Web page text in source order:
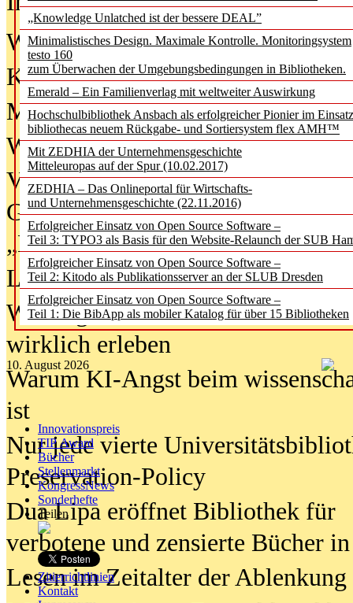
„Knowledge Unlatched ist der bessere DEAL”
Minimalistisches Design. Maximale Kontrolle. Monitoringsystem
testo 160
zum Überwachen der Umgebungsbedingungen in Bibliotheken.
Emerald – Ein Familienverlag mit weltweiter Auswirkung
Hochschulbibliothek Ansbach als erfolgreicher Pionier im
bibliothecas neuem Rückgabe- und Sortiersystem flex AMH™
Mit ZEDHIA der Unternehmensgeschichte
Mitteleuropas auf der Spur (10.02.2017)
ZEDHIA – Das Onlineportal für Wirtschafts-
und Unternehmensgeschichte (22.11.2016)
Erfolgreicher Einsatz von Open Source Software –
Teil 3: TYPO3 als Basis für den Website-Relaunch der SUB
Erfolgreicher Einsatz von Open Source Software –
Teil 2: Kitodo als Publikationsserver an der SLUB Dresden
Erfolgreicher Einsatz von Open Source Software –
Teil 1: Die BibApp als mobiler Katalog für über 15 Bibliotheken
10. August 2026
Innovationspreis
TIP Award
Bücher
Stellenmarkt
KongressNews
Sonderhefte
Teilen
Zitierrichtlinien
Kontakt
Was Hochschul­bibliotheken von
Kinder in der digitalen Welt
Metadaten als Infrastruktur
Wenn Bots katalogisieren
Von Abschlusskleidern bis
Geisterjagd-Ausrüstung in der
„Library of Things“ unterwegs
Lesen als Infrastrukturaufgabe
Wie Jugendliche Social Media
wirklich erleben
Warum KI-Angst beim
ist
Nur jede vierte
Preservation-Policy
Dua Lipa eröffnet Bibliothek für
verbotene und zensierte Bücher
Lesen im Zeitalter der Ablenkung